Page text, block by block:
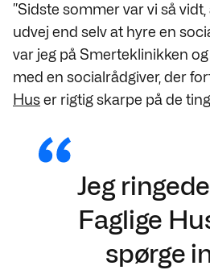
”Sidste sommer var vi så
udvej end selv at hyre en
var jeg på Smerteklinikken
med en socialrådgiver, der
Huser rigtig skarpe på de
Jeg
Faglige
spørge